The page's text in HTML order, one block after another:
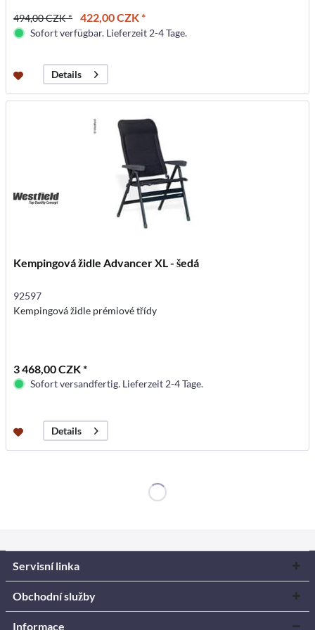
494,00 CZK * 422,00 CZK *
Sofort verfügbar. Lieferzeit 2-4 Tage.
Details
Kempingová židle Advancer XL - šedá
92597
Kempingová židle prémiové třídy
3 468,00 CZK *
Sofort versandfertig. Lieferzeit 2-4 Tage.
Details
Servisní linka
Obchodní služby
Informace